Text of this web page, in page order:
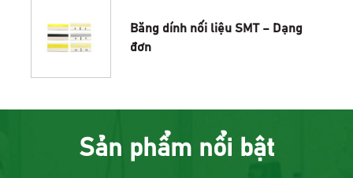
Băng dính nối liệu SMT – Dạng
đơn
Sản phẩm nổi bật